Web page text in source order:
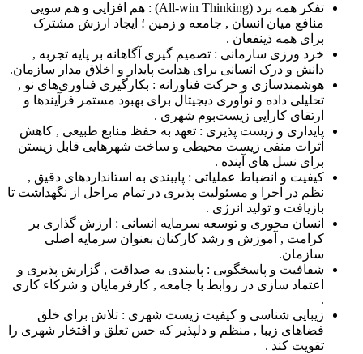
تفکر همه برد (All-win Thinking) : هم افزایی و هم سویی
منافع میان انسان , جامعه و زمین ؛ ایجاد ارزش مشترک
برای همه ذینفعان .
خرد ورزی سازمانی : تصمیم گیری آگاهانه بر پایه تجربه ,
دانش و درک انسانی برای هدایت پایدار و اخلاق مدار سازمان.
هوشمندسازی و حرکت فناورانه : بکارگیری فناوری‌های نو ,
تحلیلی داده و نوآوری دیجیتال برای بهبود مستمر فرآیندها و
ارتقای کارایی زیست‌بوم شهری .
پایداری و زیست پذیری : تعهد به حفظ منابع طبیعی , کاهش
اثرات منفی زیست محیطی و ساخت شهرهایی قابل زیستن
برای نسل های آینده .
کیفیت و انضباط عملیاتی : پایبندی به استانداردهای دقیق ,
نظم در اجرا و مسئولیت پذیری در تمام مراحل از نگهداشت تا
بازیافت و تولید انرژی .
انسان محوری و توسعه سرمایه انسانی : ارزش گذاری بر
کرامت , آموزش و رشد کارکنان بعنوان سرمایه اصلی
سازمان.
شفافیت و پاسخگویی : پایبندی به صداقت , گزارش پذیری و
اعتماد سازی در روابط با جامعه , کارفرمایان و شرکاء کاری
.
زیبایی شناسی و کیفیت زیست شهری : تلاش برای خلق
فضاهای زیبا , منظم و دلپذیر که حس تعلق و افتخار شهری را
تقویت کند .